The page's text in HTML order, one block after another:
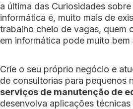
a última das Curiosidades
informática é, muito mais de
trabalho cheio de vagas, quem
em informática pode muito bem
Crie o seu próprio negócio e
de consultorias para pequenos
serviços de manutenção de
desenvolva aplicações técnicas